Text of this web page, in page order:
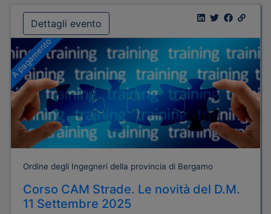
Dettagli evento
A pagamento
Ordine degli Ingegneri della provincia di Bergamo
Corso CAM Strade. Le novità del D.M.
11 Settembre 2025